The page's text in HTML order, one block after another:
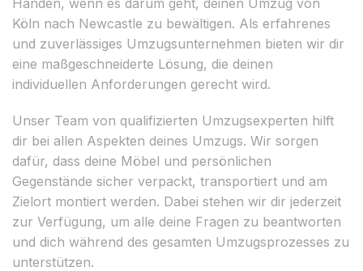
Köln nach Newcastle zu bewältigen. Als erfahrenes
und zuverlässiges Umzugsunternehmen bieten wir dir
eine maßgeschneiderte Lösung, die deinen
individuellen Anforderungen gerecht wird.
Unser Team von qualifizierten Umzugsexperten hilft
dir bei allen Aspekten deines Umzugs. Wir sorgen
dafür, dass deine Möbel und persönlichen
Gegenstände sicher verpackt, transportiert und am
Zielort montiert werden. Dabei stehen wir dir jederzeit
zur Verfügung, um alle deine Fragen zu beantworten
und dich während des gesamten Umzugsprozesses zu
unterstützen.